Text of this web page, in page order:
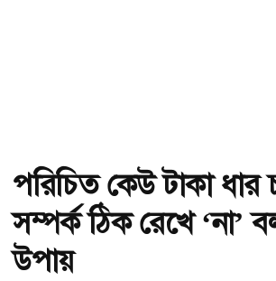
পরিচিত কেউ টাকা ধার
সম্পর্ক ঠিক রেখে ‘না’
উপায়